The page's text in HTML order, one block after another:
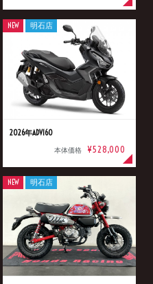
2026年ADV160
本体価格 ¥528,000
NEW 明石店
NEW 明石店